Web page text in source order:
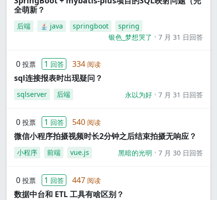
全萌新？
后端 java springboot
spring
银色_梦想哭了
7 月 31 日回答
0 投票 1 回答 334 阅读
sql连接报表时出现疑问？
sqlserver 后端 永以为好 7 月 31 日回答
0 投票 1 回答 540 阅读
微信小程序拍摄视频时长2分钟之后结束拍摄无响应？
小程序 前端 vue.js 黑暗的光明 7 月 30 日回答
0 投票 1 回答 447 阅读
数据中台和 ETL 工具有啥区别？